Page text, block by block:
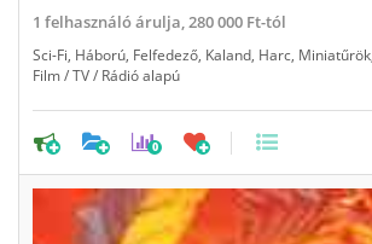
1 felhasználó árulja,280 000 Ft-tól
Sci-Fi Háború Felfedező Kaland Harc Miniatűrök
Film / TV / Rádió alapú
0